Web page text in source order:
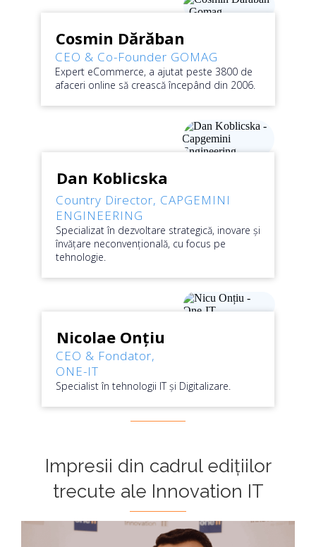
Cosmin Dărăban
CEO & Co-Founder GOMAG
Expert eCommerce, a ajutat peste 3800 de
afaceri online să crească începând din 2006.
Dan Koblicska
Country Director, CAPGEMINI
ENGINEERING
Specializat în dezvoltare strategică, inovare și
învățare neconvențională, cu focus pe
tehnologie.
Nicolae Onțiu
CEO & Fondator,
ONE-IT
Specialist în tehnologii IT și Digitalizare.
Impresii din cadrul edițiilor
trecute ale Innovation IT